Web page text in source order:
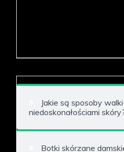
Jakie są sposoby
niedoskonałościami
Botki skórzane